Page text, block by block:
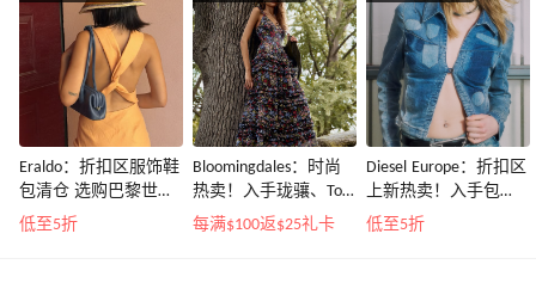
Eraldo：折扣区服饰鞋
包清仓 选购巴黎世
家、Toteme、西太后
低至5折
Bloomingdales：时尚
热卖！入手珑骧、Tory
Burch、拉夫劳伦等
每满$100返$25礼卡
Diesel Europe：折扣区
上新热卖！入手包
袋、服饰、鞋履等
低至5折